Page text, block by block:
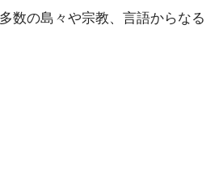
数の島々や宗教、言語からなる